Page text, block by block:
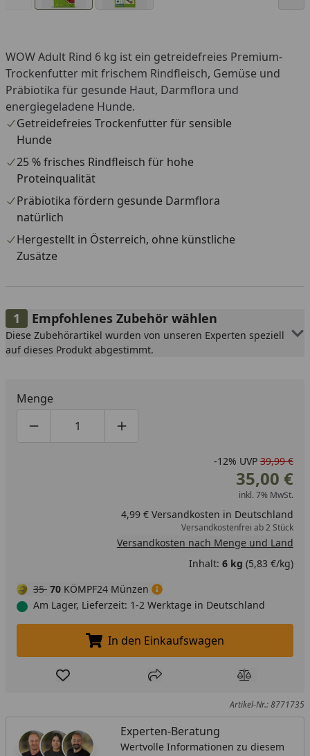
WOW Adult Rind 6 kg ist ein getreidefreies Premium-
Trockenfutter mit frischem Rindfleisch, Gemüse und
Präbiotika für gesunde Haut, Darmflora und
energiegeladene Hunde.
Getreidefreies Trockenfutter für sensible
Hunde
25 % frisches Rindfleisch für hohe
Proteinqualität
Präbiotika fördern gesunde Darmflora
natürlich
Hergestellt in Österreich, ohne künstliche
Zusätze
Empfohlenes Zubehör wählen
Diese Zubehörartikel wurden von unseren Experten speziell
auf dieses Produkt abgestimmt.
Menge
Produktmenge um eins verringern
Produktmenge manuell eingeben
Produktmenge um eins erhöhen
-12% UVP 39,99 €
35,00 €
inkl. 7% MwSt.
4,99 € Versandkosten in Deutschland
Versandkostenfrei ab 2 Stück
Versandkosten nach Menge und Land
Inhalt: 6 kg (5,83 €/kg)
35 70 KÖMPF24 Münzen
Am Lager, Lieferzeit: 1-2 Werktage in Deutschland
In den Einkaufswagen legen
In den Einkaufswagen
Produkt zur Wunschliste hinzufügen
Teilen Produkt
Artikel-Nr.: 8771735
Experten-Beratung
Wertvolle Informationen zu diesem